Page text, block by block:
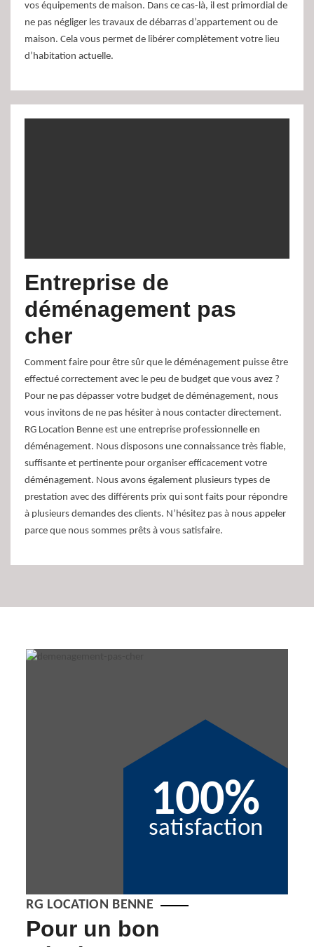
vos équipements de maison. Dans ce cas-là, il est primordial de
ne pas négliger les travaux de débarras d’appartement ou de
maison. Cela vous permet de libérer complètement votre lieu
d’habitation actuelle.
Entreprise de
déménagement pas
cher
Comment faire pour être sûr que le déménagement puisse être
effectué correctement avec le peu de budget que vous avez ?
Pour ne pas dépasser votre budget de déménagement, nous
vous invitons de ne pas hésiter à nous contacter directement.
RG Location Benne est une entreprise professionnelle en
déménagement. Nous disposons une connaissance très fiable,
suffisante et pertinente pour organiser efficacement votre
déménagement. Nous avons également plusieurs types de
prestation avec des différents prix qui sont faits pour répondre
à plusieurs demandes des clients. N’hésitez pas à nous appeler
parce que nous sommes prêts à vous satisfaire.
100%
satisfaction
RG LOCATION BENNE
Pour un bon